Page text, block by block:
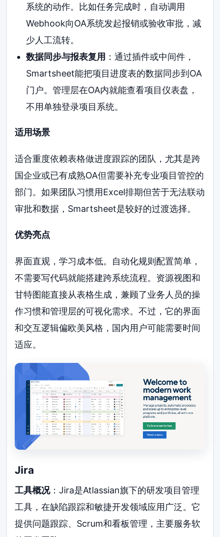
系统的动作。比如任务完成时，自动调用
Webhook向OA系统发起报销或验收审批，减
少人工流转。
数据同步与报表复用 ：通过插件或中间件，
Smartsheet能把项目进度表的数据同步到OA
门户。管理层在OA内就能查看项目仪表盘，
不用单独登录项目系统。
适用场景
适合重度依赖表格做进度跟踪的团队，尤其是跨
国企业或已有成熟OA但需要补充专业项目管控的
部门。如果团队习惯用Excel排期但苦于无法联动
审批和数据，Smartsheet是较好的过渡选择。
优势亮点
界面直观，学习成本低。自动化规则配置简单，
不需要写代码就能搭建跨系统流程。资源视图和
甘特图能直接从表格生成，兼顾了业务人员的操
作习惯和管理层的可视化需求。不过，它的界面
和交互逻辑偏欧美风格，国内用户可能需要时间
适应。
Jira
工具概况：Jira是Atlassian旗下的研发项目管理
工具，在缺陷跟踪和敏捷开发领域应用广泛。它
提供问题跟踪、Scrum和看板管理，主要服务软